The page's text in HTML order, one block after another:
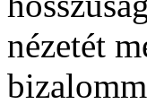
nézetét